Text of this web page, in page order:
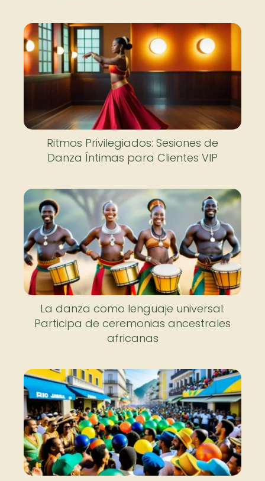
Ritmos Privilegiados: Sesiones de
Danza Íntimas para Clientes VIP
La danza como lenguaje universal:
Participa de ceremonias ancestrales
africanas